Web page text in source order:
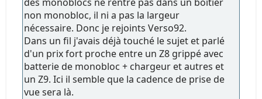
non monobloc, il ni a pas la largeur
nécessaire. Donc je rejoints Verso92.
Dans un fil j'avais déjà touché le sujet et parlé
d'un prix fort proche entre un Z8 grippé avec
batterie de monobloc + chargeur et autres et
un Z9. Ici il semble que la cadence de prise de
vue sera là.